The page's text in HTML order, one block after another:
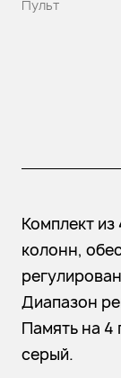
Пульт
Комплект
колонн,
Диапазон
Память на 4
серый.